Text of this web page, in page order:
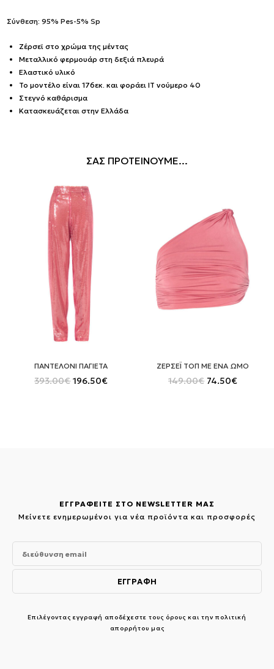
Σύνθεση: 95% Pes-5% Sp
Ζέρσεϊ στο χρώμα της μέντας
Μεταλλικό φερμουάρ στη δεξιά πλευρά
Ελαστικό υλικό
Το μοντέλο είναι 176εκ. και φοράει IT νούμερο 40
Στεγνό καθάρισμα
Κατασκευάζεται στην Ελλάδα
ΣΑΣ ΠΡΟΤΕΙΝΟΥΜΕ...
ΠΑΝΤΕΛΟΝΙ ΠΑΓΙΕΤΑ
393.00€ Original
price
196.50€
τρέχουσα
ΖΕΡΣΕΪ ΤΟΠ ΜΕ ΕΝΑ ΩΜΟ
149.00€ Original
price
74.50€
ΕΓΓΡΑΦΕΙΤΕ ΣΤΟ NEWSLETTER ΜΑΣ
Μείνετε ενημερωμένοι για νέα προϊόντα και προσφορές
Επιλέγοντας εγγραφή αποδέχεστε τους όρους και την πολιτική
απορρήτου μας